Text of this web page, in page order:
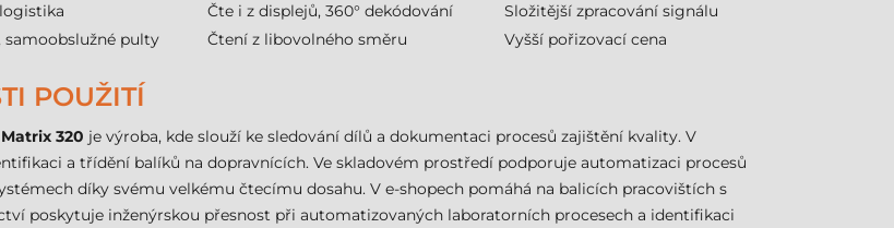
Čte i z displejů, 360° dekódování
Složitější zpracování signálu
samoobslužné pulty Čtení z libovolného směru Vyšší pořizovací cena
POUŽITÍ
320 je výroba, kde slouží ke sledování dílů a dokumentaci procesů zajištění kvality. V
a třídění balíků na dopravnících. Ve skladovém prostředí podporuje automatizaci procesů
díky svému velkému čtecímu dosahu. V e-shopech pomáhá na balicích pracovištích s
poskytuje inženýrskou přesnost při automatizovaných laboratorních procesech a identifikaci